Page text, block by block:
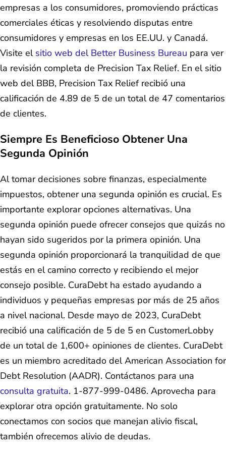
empresas a los consumidores, promoviendo prácticas
comerciales éticas y resolviendo disputas entre
consumidores y empresas en los EE.UU. y Canadá.
Visite el sitio web del Better Business Bureau para ver
la revisión completa de Precision Tax Relief. En el sitio
web del BBB, Precision Tax Relief recibió una
calificación de 4.89 de 5 de un total de 47 comentarios
de clientes.
Siempre Es Beneficioso Obtener Una
Segunda Opinión
Al tomar decisiones sobre finanzas, especialmente
impuestos, obtener una segunda opinión es crucial. Es
importante explorar opciones alternativas. Una
segunda opinión puede ofrecer consejos que quizás no
hayan sido sugeridos por la primera opinión. Una
segunda opinión proporcionará la tranquilidad de que
estás en el camino correcto y recibiendo el mejor
consejo posible. CuraDebt ha estado ayudando a
individuos y pequeñas empresas por más de 25 años
a nivel nacional. Desde mayo de 2023, CuraDebt
recibió una calificación de 5 de 5 en CustomerLobby
de un total de 1,600+ opiniones de clientes. CuraDebt
es un miembro acreditado del American Association for
Debt Resolution (AADR). Contáctanos para una
consulta gratuita. 1-877-999-0486. Aprovecha para
explorar otra opción gratuitamente. No solo
conectamos con socios que manejan alivio fiscal,
también ofrecemos alivio de deudas.